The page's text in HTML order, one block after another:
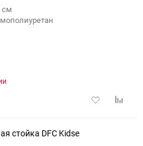
см
Добавить
стойка DFC Kidse